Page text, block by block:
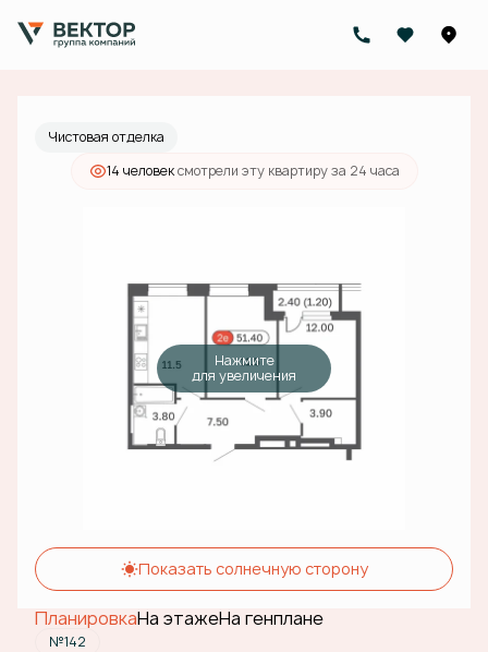
2-комнатная 19 353 000 руб.
Ипотекаот 69 503 руб./мес.
Чистовая отделка
14 человексмотрели эту квартиру за 24 часа
Нажмите
для увеличения
Показать солнечную сторону
ПланировкаНа этажеНа генплане
№142